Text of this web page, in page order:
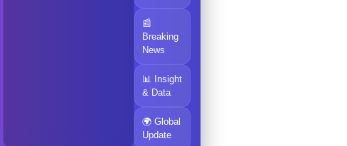
📰
Breaking
News
📊 Insight
& Data
🌍 Global
Update